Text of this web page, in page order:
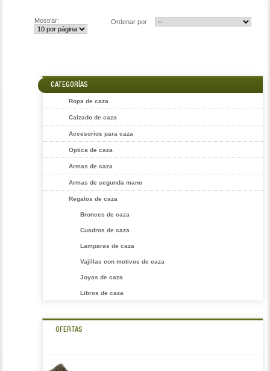
Ordenar por
Mostrar:
CATEGORÍAS
Ropa de caza
Calzado de caza
Accesorios para caza
Optica de caza
Armas de caza
Armas de segunda mano
Regalos de caza
Bronces de caza
Cuadros de caza
Lamparas de caza
Vajillas con motivos de caza
Joyas de caza
Libros de caza
OFERTAS